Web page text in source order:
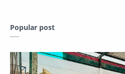
Popular post